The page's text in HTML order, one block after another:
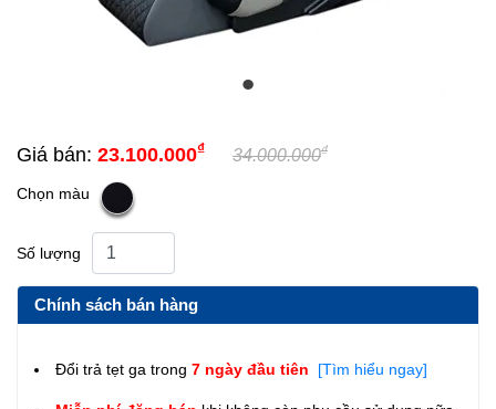
Giá bán: 23.100.000₫ 34.000.000₫
Chọn màu
Số lượng
Chính sách bán hàng
Đổi trả tẹt ga trong 7 ngày đầu tiên [Tìm hiểu ngay]